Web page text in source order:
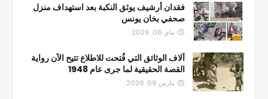
فقدان أرشيف يوثق النكبة بعد استهداف منزل
صحفي بخان يونس
ماي 06, 2026
آلاف الوثائق التي فُتحت للاطلاع تتيح الآن رواية
القصة الحقيقية لما جرى عام 1948
مارس 09, 2026